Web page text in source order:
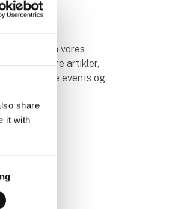
share
it with
profil på vores
publicere artikler,
markedsføre events og
.